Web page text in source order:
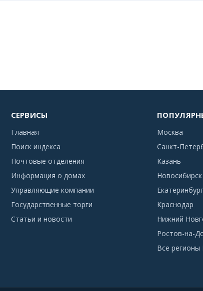
СЕРВИСЫ
Главная
Поиск индекса
Почтовые отделения
Информация о домах
Управляющие компании
Государственные торги
Статьи и новости
Москва
Санкт-
Казань
Новосибирск
Екатеринбург
Краснодар
Нижний
Ростов-на-
Все регионы